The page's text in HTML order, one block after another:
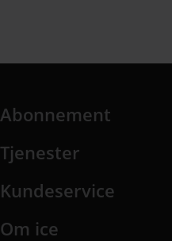
Abonnement
Tjenester
Kundeservice
Om ice